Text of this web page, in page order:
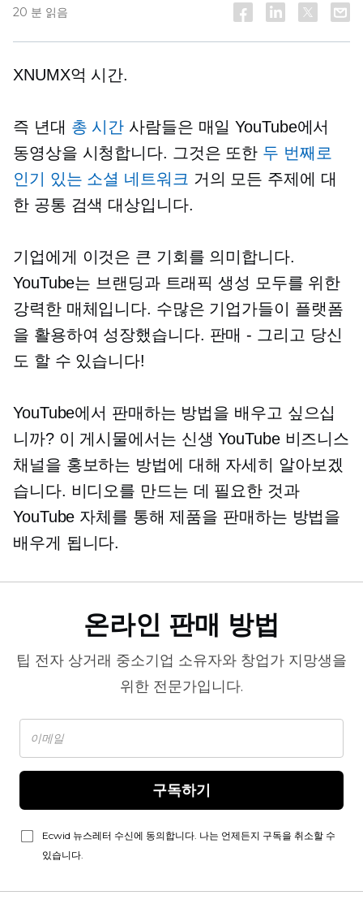
20 분 읽음
XNUMX억 시간.
즉 년대 총 시간 사람들은 매일 YouTube에서
동영상을 시청합니다. 그것은 또한 두 번째로
인기 있는 소셜 네트워크 거의 모든 주제에 대
한 공통 검색 대상입니다.
기업에게 이것은 큰 기회를 의미합니다.
YouTube는 브랜딩과 트래픽 생성 모두를 위한
강력한 매체입니다. 수많은 기업가들이 플랫폼
을 활용하여 성장했습니다. 판매 - 그리고 당신
도 할 수 있습니다!
YouTube에서 판매하는 방법을 배우고 싶으십
니까? 이 게시물에서는 신생 YouTube 비즈니스
채널을 홍보하는 방법에 대해 자세히 알아보겠
습니다. 비디오를 만드는 데 필요한 것과
YouTube 자체를 통해 제품을 판매하는 방법을
배우게 됩니다.
온라인 판매 방법
팁 전자 상거래 중소기업 소유자와 창업가 지망생을
위한 전문가입니다.
구독하기
Ecwid 뉴스레터 수신에 동의합니다. 나는 언제든지 구독을 취소할 수
있습니다.